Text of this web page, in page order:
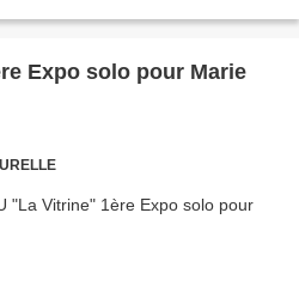
Expo solo pour Marie